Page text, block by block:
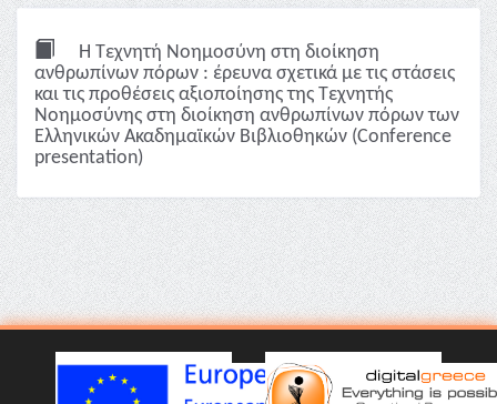
Η Τεχνητή Νοημοσύνη στη διοίκηση
ανθρωπίνων πόρων : έρευνα σχετικά με τις στάσεις
και τις προθέσεις αξιοποίησης της Τεχνητής
Νοημοσύνης στη διοίκηση ανθρωπίνων πόρων των
Ελληνικών Ακαδημαϊκών Βιβλιοθηκών (Conference
presentation)